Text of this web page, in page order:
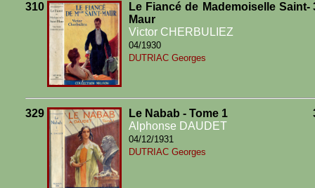
310
Le Fiancé de Mademoiselle Saint-
Maur
Victor CHERBULIEZ
04/1930
DUTRIAC Georges
329
Le Nabab - Tome 1
Alphonse DAUDET
04/12/1931
DUTRIAC Georges